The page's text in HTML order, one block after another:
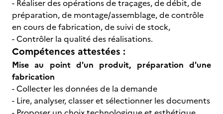
- Réaliser des opérations de traçages, de débit, de
préparation, de montage/assemblage, de contrôle
en cours de fabrication, de suivi de stock,
- Contrôler la qualité des réalisations.
Compétences attestées :
Mise au point d'un produit, préparation d'une
fabrication
- Collecter les données de la demande
- Lire, analyser, classer et sélectionner les documents